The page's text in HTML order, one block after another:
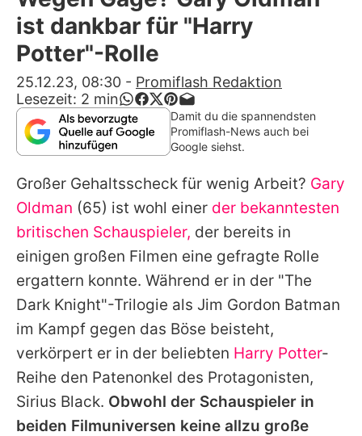
Alle Themen auf Promiflash
App runterladen
Team
Redaktionelle Richtlinien
Impressum
Datenschutzerklärung
Nutzungsbedingungen
Utiq verwalten
ist dankbar für "Harry
Potter"-Rolle
25.12.23, 08:30 - Promiflash Redaktion
Lesezeit: 2 min
Damit du die spannendsten
Promiflash-News auch bei
Google siehst.
Großer Gehaltsscheck für wenig Arbeit? Gary
Oldman (65) ist wohl einer der bekanntesten
britischen Schauspieler, der bereits in
einigen großen Filmen eine gefragte Rolle
ergattern konnte. Während er in der "The
Dark Knight"-Trilogie als Jim Gordon Batman
im Kampf gegen das Böse beisteht,
verkörpert er in der beliebten Harry Potter-
Reihe den Patenonkel des Protagonisten,
Sirius Black. Obwohl der Schauspieler in
beiden Filmuniversen keine allzu große